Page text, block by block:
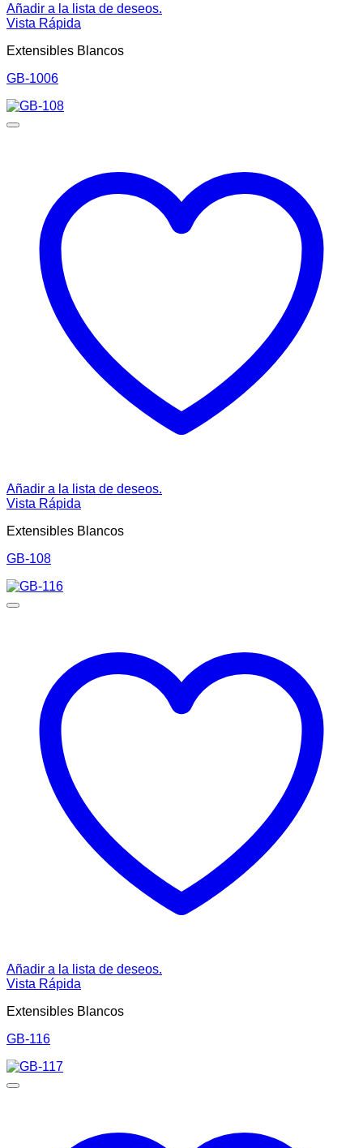
Añadir a la lista de deseos.
Vista Rápida
Extensibles Blancos
GB-1006
Añadir a la lista de deseos.
Vista Rápida
Extensibles Blancos
GB-108
Añadir a la lista de deseos.
Vista Rápida
Extensibles Blancos
GB-116